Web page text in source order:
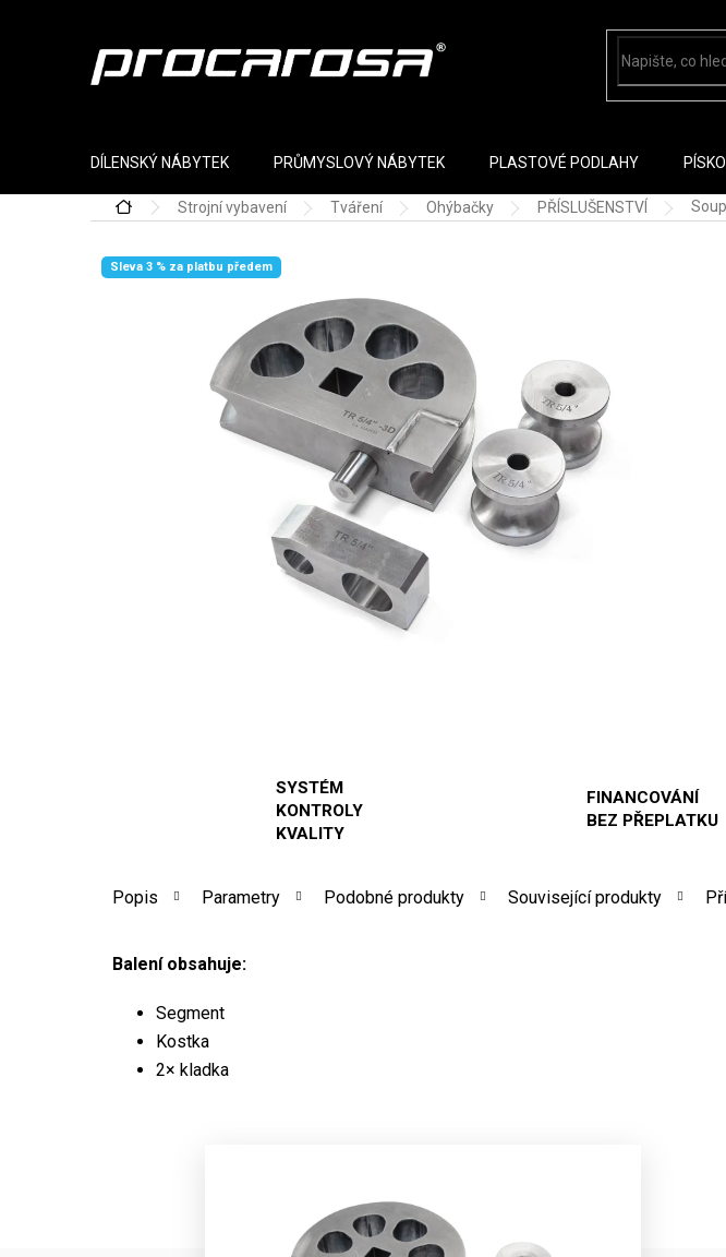
DÍLENSKÝ NÁBYTEK PRŮMYSLOVÝ NÁBYTEK PLASTOVÉ PODLAHY
Domů Strojní vybavení Tváření Ohýbačky PŘÍSLUŠENSTVÍ
Sleva 3 % za platbu předem
SYSTÉM
KONTROLY
KVALITY
FINANCOVÁNÍ
BEZ PŘEPLATKU
Popis Parametry Podobné produkty Související produkty
Balení obsahuje:
Segment
Kostka
2× kladka